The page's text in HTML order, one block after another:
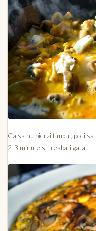
Ca sa nu pierzi timpul, poti
2-3 minute si treaba-i gata.